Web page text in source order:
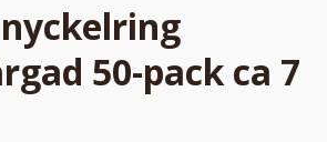
50-pack ca 7